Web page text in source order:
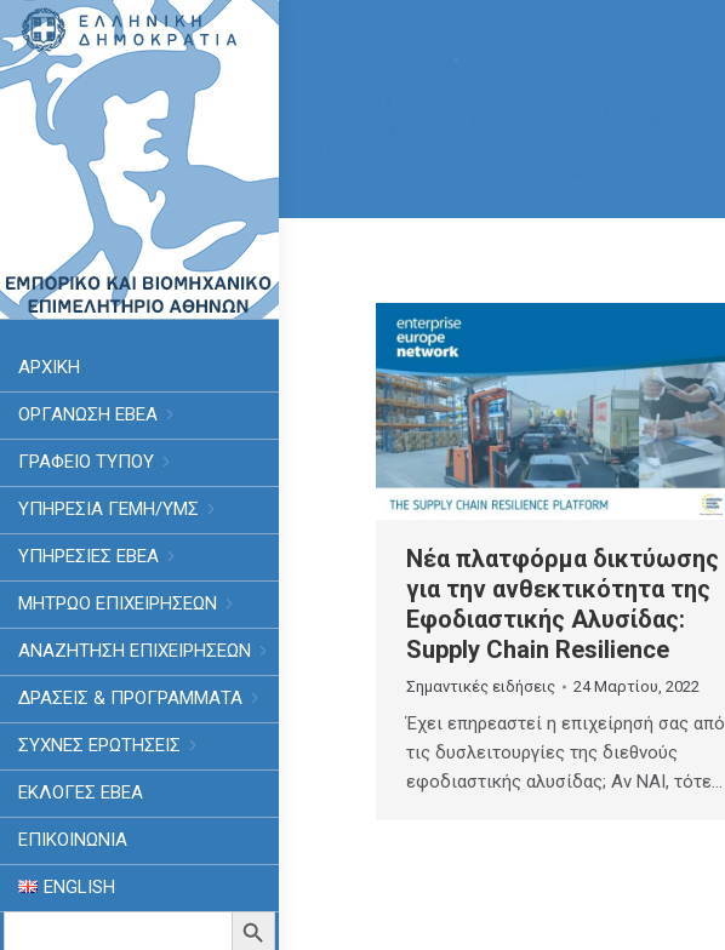
ΑΡΧΙΚΗ
ΟΡΓΑΝΩΣΗ ΕΒΕΑ
ΓΡΑΦΕΙΟ ΤΥΠΟΥ
ΥΠΗΡΕΣΊΑ ΓΕΜΗ/ΥΜΣ
ΥΠΗΡΕΣΙΕΣ ΕΒΕΑ
ΜΗΤΡΩΟ ΕΠΙΧΕΙΡΗΣΕΩΝ
ΑΝΑΖΗΤΗΣΗ ΕΠΙΧΕΙΡΗΣΕΩΝ
ΔΡΑΣΕΙΣ & ΠΡΟΓΡΑΜΜΑΤΑ
ΣΥΧΝΕΣ ΕΡΩΤΗΣΕΙΣ
ΕΚΛΟΓΈΣ ΕΒΕΑ
ΕΠΙΚΟΙΝΩΝΙΑ
ENGLISH
Search
Search Button
Νέα πλατφόρμα δικτύωσης
για την ανθεκτικότητα της
Εφοδιαστικής Αλυσίδας:
Supply Chain Resilience
Σημαντικές ειδήσεις 24 Μαρτίου, 2022
Έχει επηρεαστεί η επιχείρησή σας από
τις δυσλειτουργίες της διεθνούς
εφοδιαστικής αλυσίδας; Αν ΝΑΙ, τότε…